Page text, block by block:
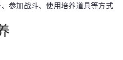
参加战斗、使用培养道具等方式